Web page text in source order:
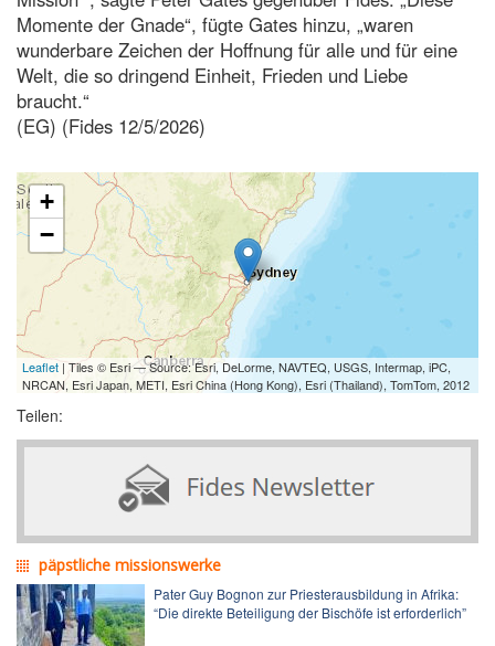
Momente der Gnade“, fügte Gates hinzu, „waren
wunderbare Zeichen der Hoffnung für alle und für eine
Welt, die so dringend Einheit, Frieden und Liebe
braucht.“
(EG) (Fides 12/5/2026)
+
−
Leaflet| Tiles © Esri — Source: Esri, DeLorme, NAVTEQ, USGS, Intermap, iPC,
NRCAN, Esri Japan, METI, Esri China (Hong Kong), Esri (Thailand), TomTom, 2012
Teilen:
päpstliche missionswerke
Pater Guy Bognon zur Priesterausbildung in Afrika:
“Die direkte Beteiligung der Bischöfe ist erforderlich”